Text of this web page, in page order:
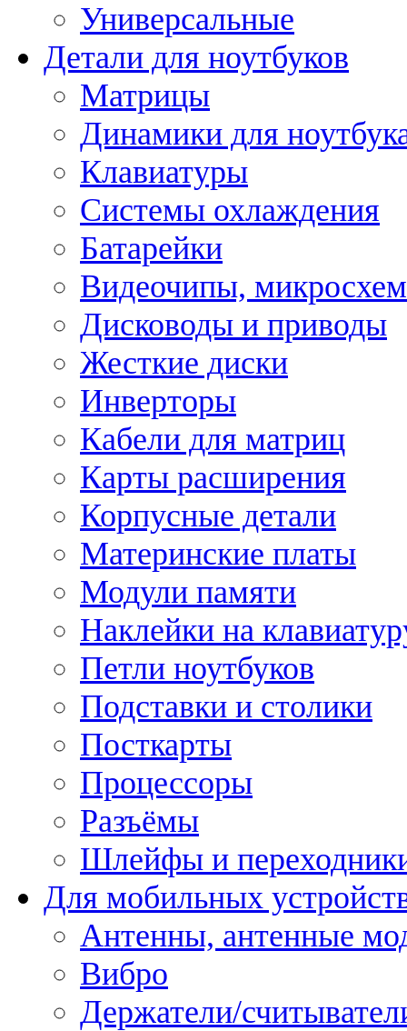
Универсальные
Детали для ноутбуков
Матрицы
Динамики для
Клавиатуры
Системы охлаждения
Батарейки
Видеочипы,
Дисководы и приводы
Жесткие диски
Инверторы
Кабели для матриц
Карты расширения
Корпусные детали
Материнские платы
Модули памяти
Наклейки на
Петли ноутбуков
Подставки и столики
Посткарты
Процессоры
Разъёмы
Шлейфы и
Для мобильных
Антенны, антенные
Вибро
Держатели/